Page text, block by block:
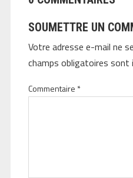
SOUMETTRE UN
Votre adresse e-mail ne
champs obligatoires sont
Commentaire *